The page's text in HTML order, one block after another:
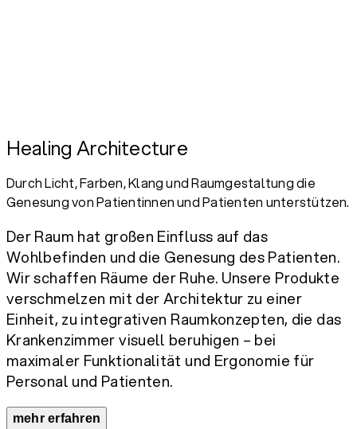
Healing Architecture
Durch Licht, Farben, Klang und Raumgestaltung die
Genesung von Patientinnen und Patienten unterstützen.
Der Raum hat großen Einfluss auf das
Wohlbefinden und die Genesung des Patienten.
Wir schaffen Räume der Ruhe. Unsere Produkte
verschmelzen mit der Architektur zu einer
Einheit, zu integrativen Raumkonzepten, die das
Krankenzimmer visuell beruhigen – bei
maximaler Funktionalität und Ergonomie für
Personal und Patienten.
mehr erfahren